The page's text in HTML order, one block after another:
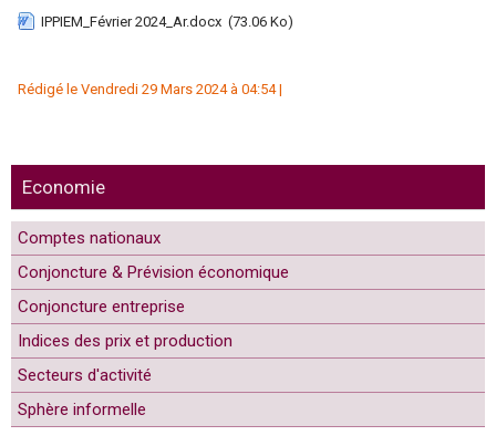
Economie
Comptes nationaux
Conjoncture & Prévision économique
Conjoncture entreprise
Indices des prix et production
Secteurs d'activité
Sphère informelle
IPPIEM_Février 2024_Ar.docx (73.06 Ko)
Rédigé le Vendredi 29 Mars 2024 à 04:54 |